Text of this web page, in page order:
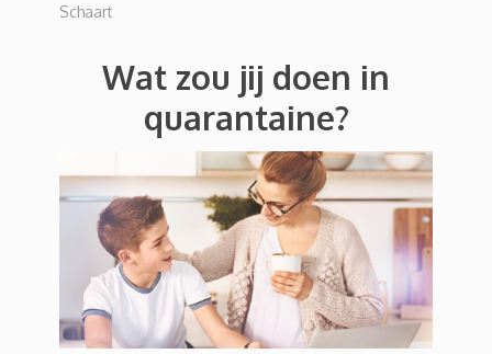
Schaart
Wat zou jij doen in
quarantaine?